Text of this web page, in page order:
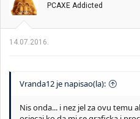
PCAXE Addicted
14.07.2016.
Vranda12 je napisao(la):
Nis onda... i nez jel za ovu temu